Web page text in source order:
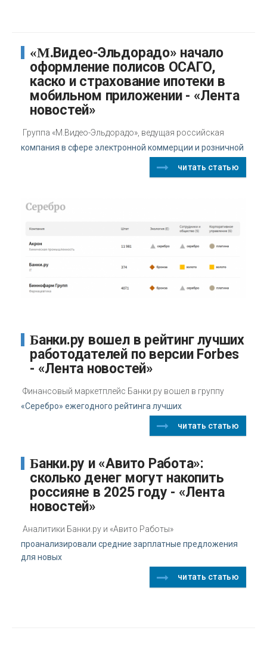
«М.Видео-Эльдорадо» начало
оформление полисов ОСАГО,
каско и страхование ипотеки в
мобильном приложении - «Лента
новостей»
Группа «М.Видео-Эльдорадо», ведущая российская
компания в сфере электронной коммерции и розничной
читать статью
Банки.ру вошел в рейтинг лучших
работодателей по версии Forbes
- «Лента новостей»
Финансовый маркетплейс Банки.ру вошел в группу
«Серебро» ежегодного рейтинга лучших
читать статью
Банки.ру и «Авито Работа»:
сколько денег могут накопить
россияне в 2025 году - «Лента
новостей»
Аналитики Банки.ру и «Авито Работы»
проанализировали средние зарплатные предложения
для новых
читать статью